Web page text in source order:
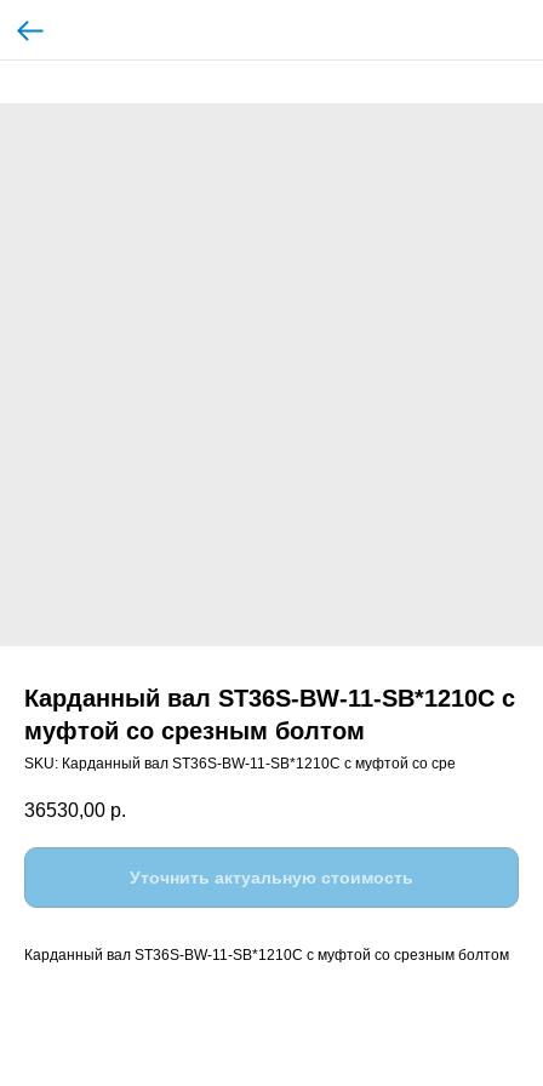
Карданный вал ST36S-BW-11-SB*1210C с
муфтой со срезным болтом
SKU: Карданный вал ST36S-BW-11-SB*1210C с муфтой со сре
36530,00 р.
Уточнить актуальную стоимость
Карданный вал ST36S-BW-11-SB*1210C с муфтой со срезным болтом